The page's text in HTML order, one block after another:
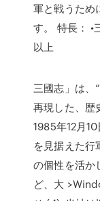
軍と戦うため
す。 特長： •
以上
三國志」は、
再現した、歴
1985年12月
を見据えた行
の個性を活か
ど、大